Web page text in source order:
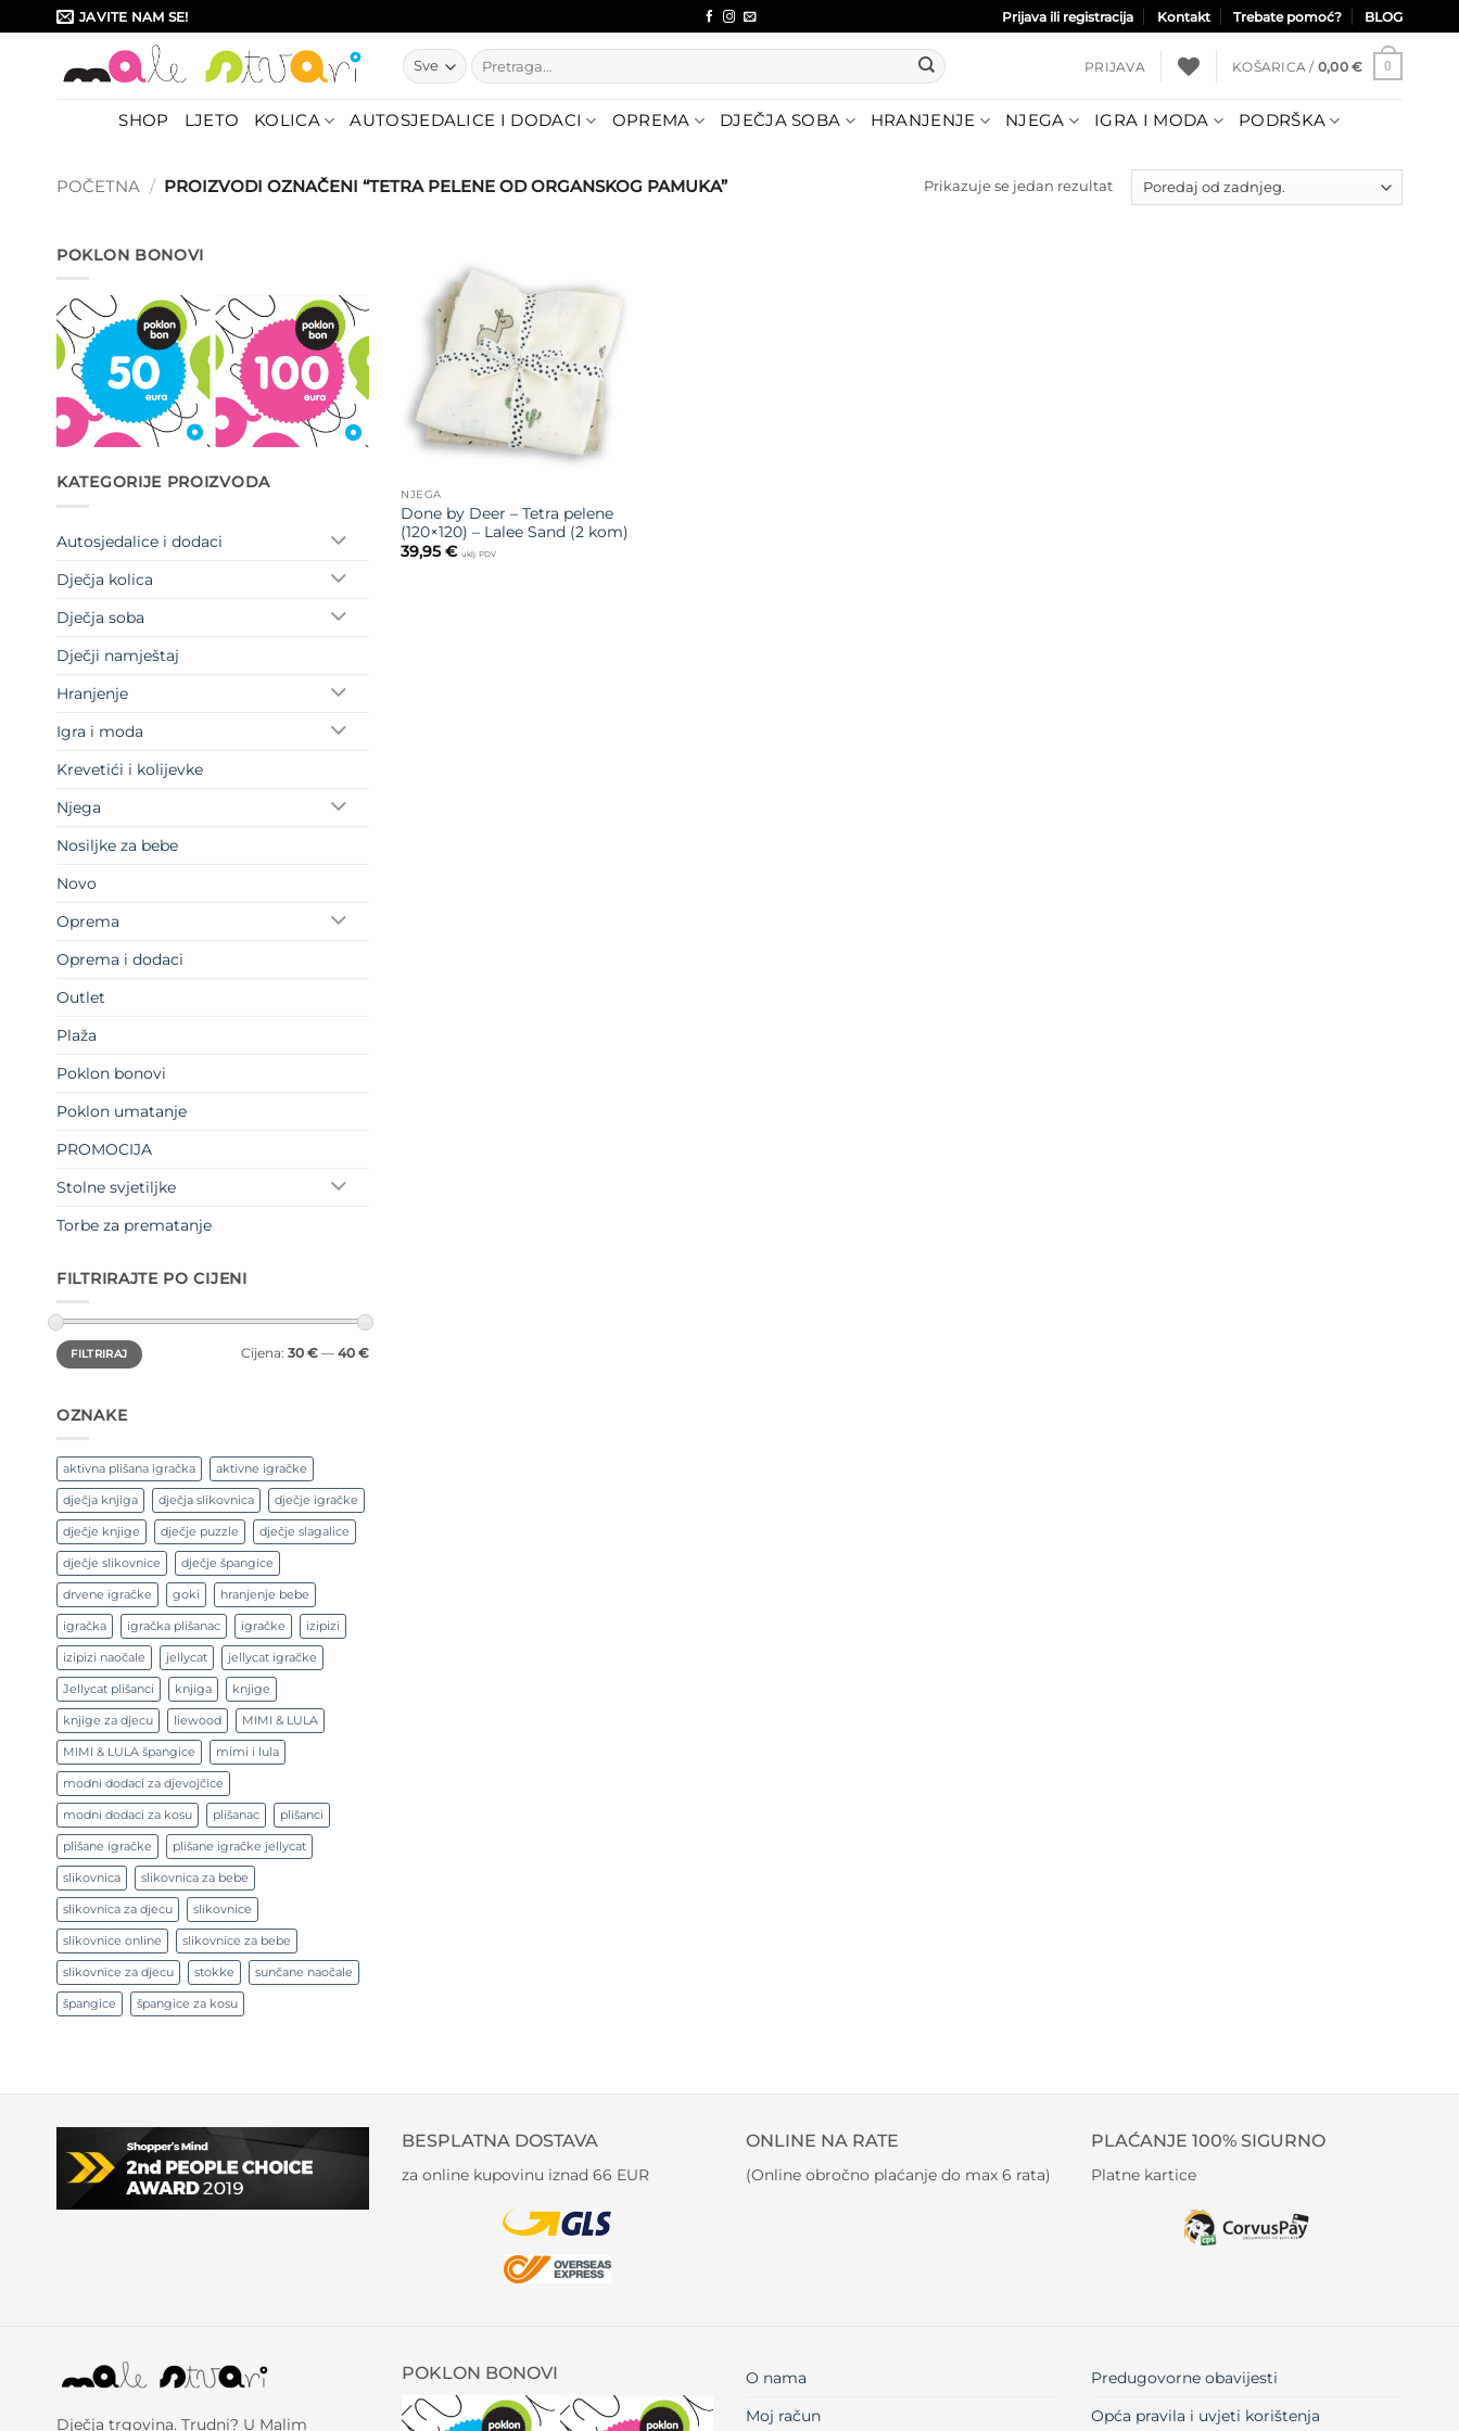
to
JAVITE NAM SE! Prijava ili registracija Kontakt Trebate pomoć? BLOG
Pretraži:
PRIJAVA KOŠARICA / 0,00 € 0
SHOP LJETO KOLICA AUTOSJEDALICE I DODACI OPREMA DJEČJA SOBA HRANJENJE NJEGA IGRA I MODA PODRŠKA
POČETNA / PROIZVODI OZNAČENI “TETRA PELENE OD ORGANSKOG PAMUKA” Prikazuje se jedan rezultat
POKLON BONOVI
KATEGORIJE PROIZVODA
Autosjedalice i dodaci
Dječja kolica
Dječja soba
Dječji namještaj
Hranjenje
Igra i moda
Krevetići i kolijevke
Njega
Nosiljke za bebe
Novo
Oprema
Oprema i dodaci
Outlet
Plaža
Poklon bonovi
Poklon umatanje
PROMOCIJA
Stolne svjetiljke
Torbe za prematanje
FILTRIRAJTE PO CIJENI
Min
cijena
Maks
cijenaFILTRIRAJ Cijena: 30 €— 40 €
OZNAKE
aktivna plišana igračka aktivne igračke
dječja knjiga dječja slikovnica dječje igračke
dječje knjige dječje puzzle dječje slagalice
dječje slikovnice dječje špangice
drvene igračke goki hranjenje bebe
igračka igračka plišanac igračke izipizi
izipizi naočale jellycat jellycat igračke
Jellycat plišanci knjiga knjige
knjige za djecu liewood MIMI & LULA
MIMI & LULA špangice mimi i lula
modni dodaci za djevojčice
modni dodaci za kosu plišanac plišanci
plišane igračke plišane igračke jellycat
slikovnica slikovnica za bebe
slikovnica za djecu slikovnice
slikovnice online slikovnice za bebe
slikovnice za djecu stokke sunčane naočale
špangice špangice za kosu
Dodajte
NJEGA
Done by Deer – Tetra pelene
(120×120) – Lalee Sand (2 kom)
39,95€ uklj. PDV
BESPLATNA DOSTAVA
za online kupovinu iznad 66 EUR
ONLINE NA RATE
(Online obročno plaćanje do max 6 rata)
PLAĆANJE 100% SIGURNO
Platne kartice
Dječja trgovina. Trudni? U Malim
POKLON BONOVI
O nama
Moj račun
Predugovorne obavijesti
Opća pravila i uvjeti korištenja